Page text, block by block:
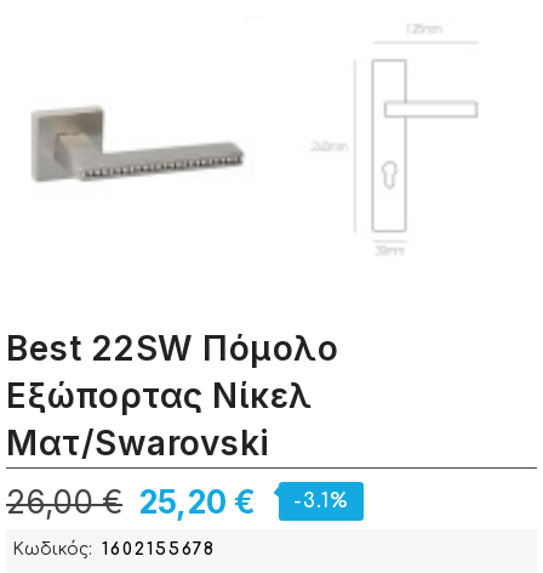
Best 22SW Πόμολο
Εξώπορτας Νίκελ
Ματ/Swarovski
25,20 €
26,00 € -3.1%
Κωδικός
1602155678